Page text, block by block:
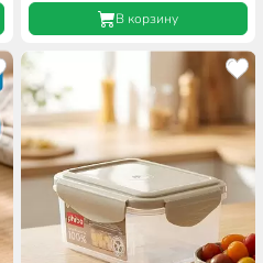
В корзину